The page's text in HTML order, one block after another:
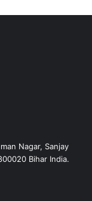
Nagar, Sanjay
Bihar India.